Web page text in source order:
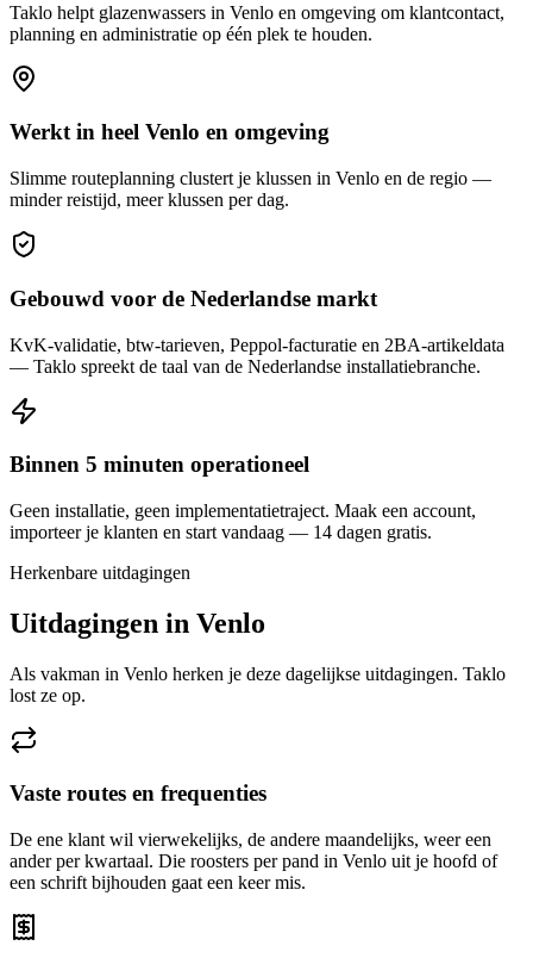
Taklo helpt glazenwassers in Venlo en omgeving om klantcontact,
planning en administratie op één plek te houden.
Werkt in heel Venlo en omgeving
Slimme routeplanning clustert je klussen in Venlo en de regio —
minder reistijd, meer klussen per dag.
Gebouwd voor de Nederlandse markt
KvK-validatie, btw-tarieven, Peppol-facturatie en 2BA-artikeldata
— Taklo spreekt de taal van de Nederlandse installatiebranche.
Binnen 5 minuten operationeel
Geen installatie, geen implementatietraject. Maak een account,
importeer je klanten en start vandaag — 14 dagen gratis.
Herkenbare uitdagingen
Uitdagingen in Venlo
Als vakman in Venlo herken je deze dagelijkse uitdagingen. Taklo
lost ze op.
Vaste routes en frequenties
De ene klant wil vierwekelijks, de andere maandelijks, weer een
ander per kwartaal. Die roosters per pand in Venlo uit je hoofd of
een schrift bijhouden gaat een keer mis.